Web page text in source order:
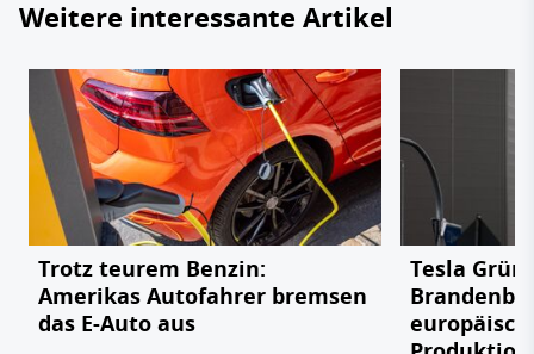
Weitere interessante Artikel
Trotz teurem Benzin:
Amerikas Autofahrer bremsen
das E-Auto aus
Tesla